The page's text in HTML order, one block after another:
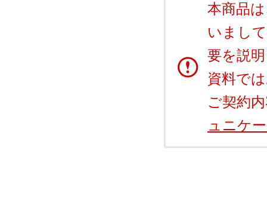
本商品
いまし
要を説
資料で
ご契約
ュニケ